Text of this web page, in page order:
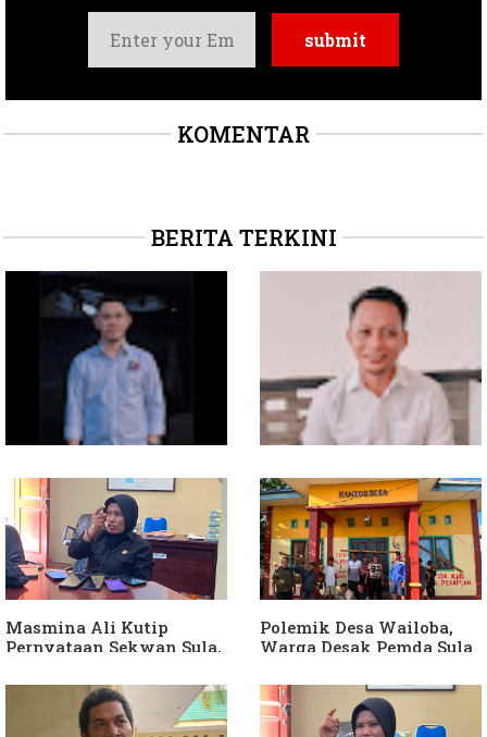
KOMENTAR
BERITA TERKINI
Soal Intervensi Politik,
Langkah Wakil Ketua
Komisi I Bukan
intervensi Politik
Dituding Jadikan
Bendahara Desa Wailoba
sebagai "ATM Berjalan",
Armin Soamole: Harus
Dibuktikan
Masmina Ali Kutip
Pernyataan Sekwan Sula,
Diduga Jadikan
Keponakan "ATM
Berjalan"
Polemik Desa Wailoba,
Warga Desak Pemda Sula
APH Usut Dugaan
Penyimpangan Dana Desa